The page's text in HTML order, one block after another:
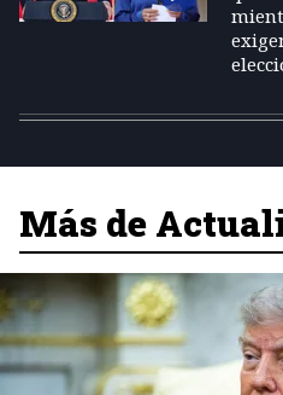
Más de